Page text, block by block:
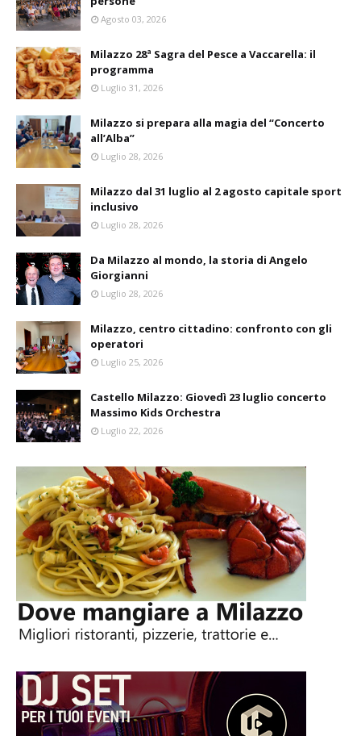
Agosto 03, 2026
Milazzo 28ª Sagra del Pesce a Vaccarella: il
programma
Luglio 31, 2026
Milazzo si prepara alla magia del “Concerto
all’Alba”
Luglio 28, 2026
Milazzo dal 31 luglio al 2 agosto capitale sport
inclusivo
Luglio 28, 2026
Da Milazzo al mondo, la storia di Angelo
Giorgianni
Luglio 28, 2026
Milazzo, centro cittadino: confronto con gli
operatori
Luglio 25, 2026
Castello Milazzo: Giovedì 23 luglio concerto
Massimo Kids Orchestra
Luglio 22, 2026